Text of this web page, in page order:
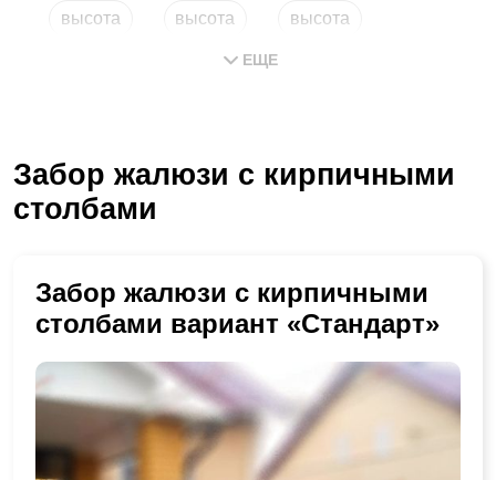
высота высота высота
ЕЩЕ
Забор жалюзи с кирпичными
столбами
Забор жалюзи с кирпичными
столбами вариант «Стандарт»